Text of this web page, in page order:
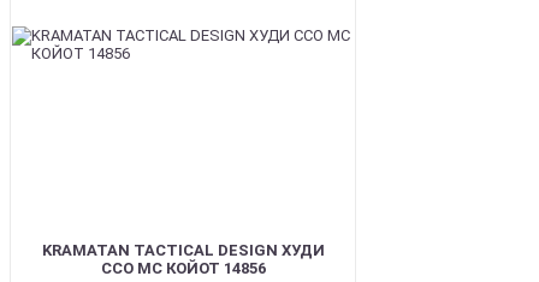
KRAMATAN TACTICAL DESIGN ХУДИ
ССО МС КОЙОТ 14856